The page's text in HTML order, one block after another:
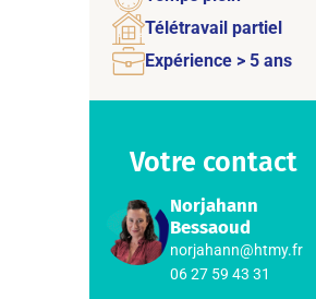
Télétravail partiel
Expérience > 5 ans
Votre contact
Norjahann
Bessaoud
norjahann@htmy.fr
06 27 59 43 31